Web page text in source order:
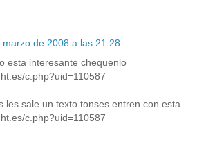
marzo de 2008 a las 21:28
esta interesante chequenlo
c.php?uid=110587
les sale un texto tonses entren con esta
c.php?uid=110587